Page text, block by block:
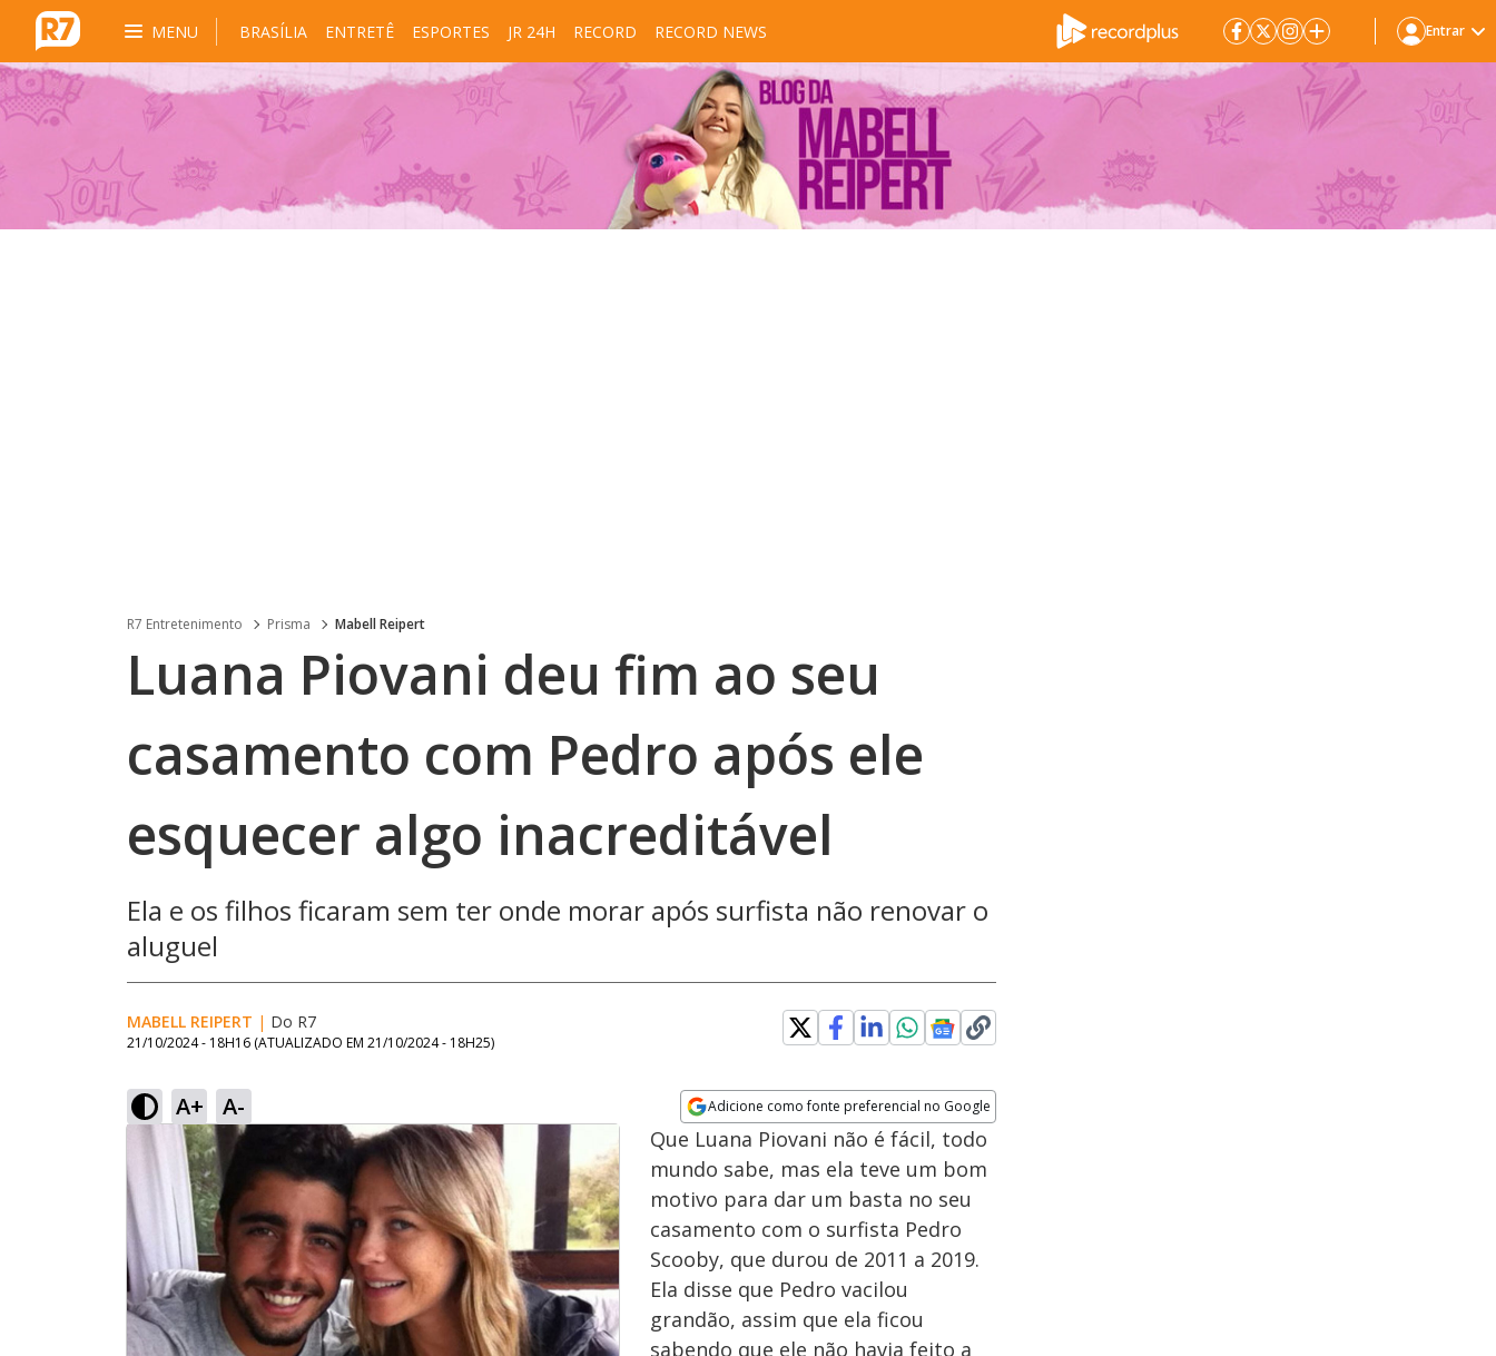
MENU BRASÍLIA ENTRETÊ ESPORTES JR 24H RECORD RECORD NEWS Entrar
R7 Entretenimento Prisma Mabell Reipert
Luana Piovani deu fim ao seu
casamento com Pedro após ele
esquecer algo inacreditável
Ela e os filhos ficaram sem ter onde morar após surfista não renovar o
aluguel
MABELL REIPERT | Do R7
21/10/2024 - 18H16 (ATUALIZADO EM 21/10/2024 - 18H25)
A+ A- Adicione como fonte preferencial no Google
Opens in new window
Que Luana Piovani não é fácil, todo
mundo sabe, mas ela teve um bom
motivo para dar um basta no seu
casamento com o surfista Pedro
Scooby, que durou de 2011 a 2019.
Ela disse que Pedro vacilou
grandão, assim que ela ficou
sabendo que ele não havia feito a